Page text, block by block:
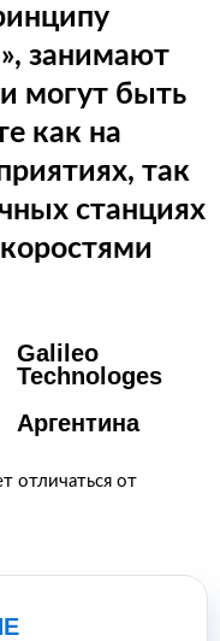
занимают
могут быть
как на
так
станциях
Galileo
Technologes
Аргентина
отличаться от